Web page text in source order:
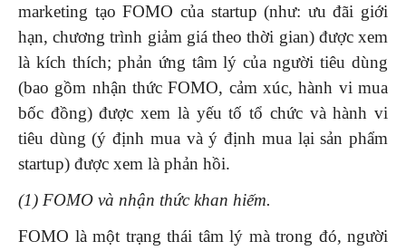
marketing tạo FOMO của startup (như: ưu đãi giới
hạn, chương trình giảm giá theo thời gian) được xem
là kích thích; phản ứng tâm lý của người tiêu dùng
(bao gồm nhận thức FOMO, cảm xúc, hành vi mua
bốc đồng) được xem là yếu tố tổ chức và hành vi
tiêu dùng (ý định mua và ý định mua lại sản phẩm
startup) được xem là phản hồi.
(1) FOMO và nhận thức khan hiếm.
FOMO là một trạng thái tâm lý mà trong đó, người